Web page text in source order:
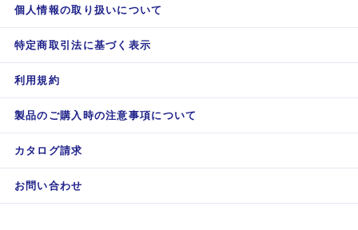
個人情報の取り扱いについて
特定商取引法に基づく表示
利用規約
製品のご購入時の注意事項について
カタログ請求
お問い合わせ